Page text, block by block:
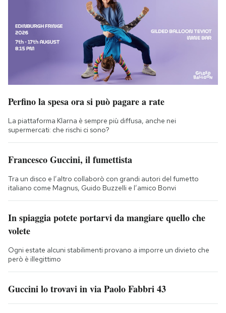
Perfino la spesa ora si può pagare a rate
La piattaforma Klarna è sempre più diffusa, anche nei
supermercati: che rischi ci sono?
Francesco Guccini, il fumettista
Tra un disco e l’altro collaborò con grandi autori del fumetto
italiano come Magnus, Guido Buzzelli e l’amico Bonvi
In spiaggia potete portarvi da mangiare quello che
volete
Ogni estate alcuni stabilimenti provano a imporre un divieto che
però è illegittimo
Guccini lo trovavi in via Paolo Fabbri 43